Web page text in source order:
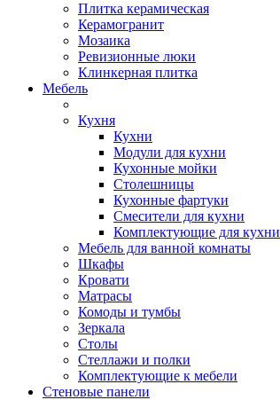
Плитка керамическая
Керамогранит
Мозаика
Ревизионные люки
Клинкерная плитка
Мебель
Кухня
Кухни
Модули для кухни
Кухонные мойки
Столешницы
Кухонные фартуки
Смесители для кухни
Комплектующие для кухни
Мебель для ванной комнаты
Шкафы
Кровати
Матрасы
Комоды и тумбы
Зеркала
Столы
Стеллажи и полки
Комплектующие к мебели
Стеновые панели